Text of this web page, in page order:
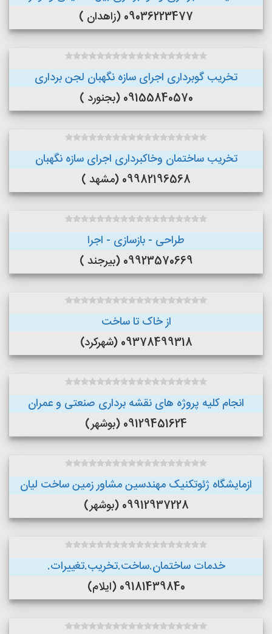
09036223477 (زاهدان )
تخریب گوبرداری اجرای سازه نگهبان لجن برداری
09155840570 (بجنورد )
تخریب ساختمان وخاکبرداری اجرای سازه نگهبان
09982196568 (مشهد )
طراحی - بازسازی - اجرا
09923570669 (بیرجند )
از خاک تا ساخت
09378499318 (شهرکرد)
انجام کلیه پروژه های نقشه برداری صنعتی و عمران
09129451624 (بوشهر)
ازمایشگاه ژئوتکنیک مهندسین مشاور زمین ساخت لیان
09912937228 (بوشهر)
خدمات ساختمان.ساخت.تخریب.تغییرات.
09181439840 (ایلام)